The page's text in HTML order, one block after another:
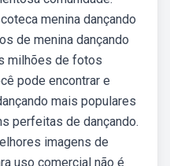
menina dançando
de menina dançando
milhões de fotos
pode encontrar e
mais populares
perfeitas de dançando.
imagens de
uso comercial não é